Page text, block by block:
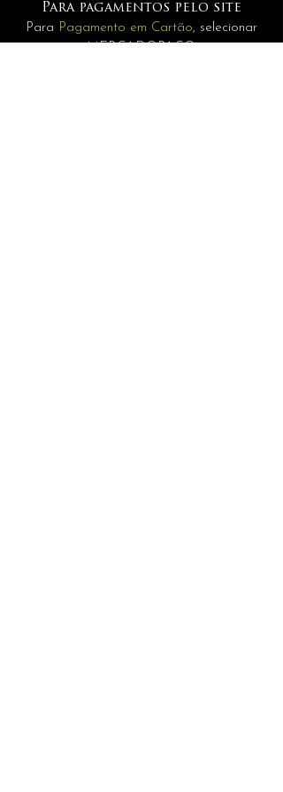
Para pagamentos pelo site
Para Pagamento em Cartão, selecionar
MERCADOPAGO.